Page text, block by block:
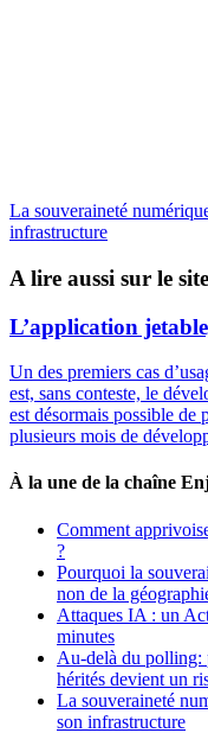
La souveraineté
infrastructure
A lire aussi sur le site
L’application
Un des premiers cas
est, sans conteste, le
est désormais possible de
plusieurs mois de
À la une de la chaîne
Comment
?
Pourquoi la
non de la
Attaques IA : un
minutes
Au-delà du polling:
hérités devient un
La souveraineté
son infrastructure